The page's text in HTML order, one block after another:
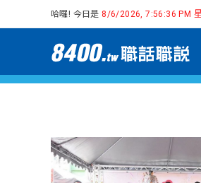
哈囉! 今日是 8/6/2026, 7:56:37 PM